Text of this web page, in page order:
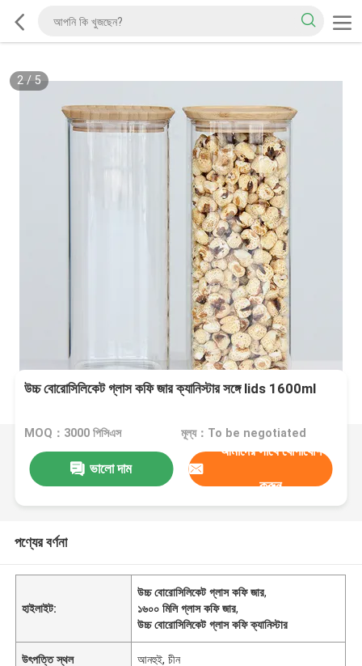
2/ 5
উচ্চ বোরোসিলিকেট গ্লাস কফি জার ক্যানিস্টার সঙ্গে lids 1600ml
MOQ：3000 পিসিএস মূল্য：To be negotiated
ভালো দাম
আমাদের সাথে যোগাযোগ
করুন
পণ্যের বর্ণনা
হাইলাইট:
উচ্চ বোরোসিলিকেট গ্লাস কফি জার,
১৬০০ মিলি গ্লাস কফি জার,
উচ্চ বোরোসিলিকেট গ্লাস কফি ক্যানিস্টার
উৎপত্তি স্থল আনহুই, চীন